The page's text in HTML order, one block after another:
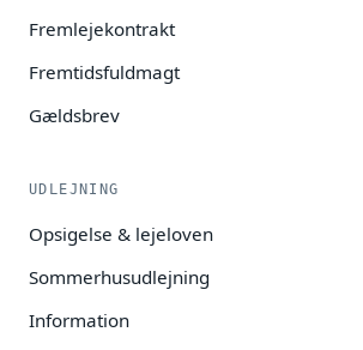
Fremlejekontrakt
Fremtidsfuldmagt
Gældsbrev
UDLEJNING
Opsigelse & lejeloven
Sommerhusudlejning
Information